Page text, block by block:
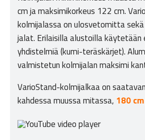
cm ja maksimikorkeus 122 cm.
kolmijalassa on ulosvetomitta
jalat. Erilaisilla alustoilla käytetään
yhdistelmiä (kumi-teräskärjet).
valmistetun kolmijalan maksimi
VarioStand-kolmijalkaa on
kahdessa muussa mitassa, 180 cm